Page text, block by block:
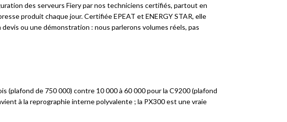
des serveurs Fiery par nos techniciens certifiés, partout en
produit chaque jour. Certifiée EPEAT et ENERGY STAR, elle
ou une démonstration : nous parlerons volumes réels, pas
(plafond de 750 000) contre 10 000 à 60 000 pour la C9200 (plafond
à la reprographie interne polyvalente ; la PX300 est une vraie